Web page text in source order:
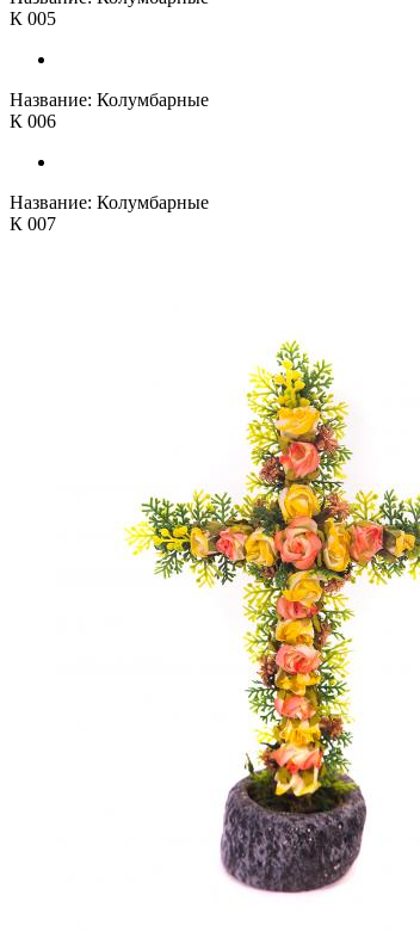
К 005
Название: Колумбарные
К 006
Название: Колумбарные
К 007